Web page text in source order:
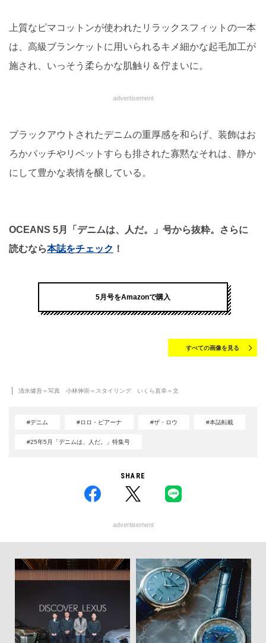
上質なピマコットンが使われたリラックスフィットの一本
は、高級ブランケットに用いられるキメ細かな起毛加工が
施され、いっそう柔らかな肌触り＆佇まいに。
advertisement
ブラックアウトされたデニムの重厚感を和らげ、装飾はお
ろかパッチやリベットすらも排された寡黙なそれは、静か
にして豊かな表情を醸している。
OCEANS 5月「デニムは、人だ。」号から抜粋。さらに
読むなら本誌をチェック ！
5月号をAmazonで購入
すべての画像を見る
清水健吾＝写真 小林伸崇＝スタイリング いくら直幸＝文
#デニム #ロロ・ピアーナ #ザ・ロウ #本誌転載
#25年5月「デニムは、人だ。」特集号
SHARE
advertisement